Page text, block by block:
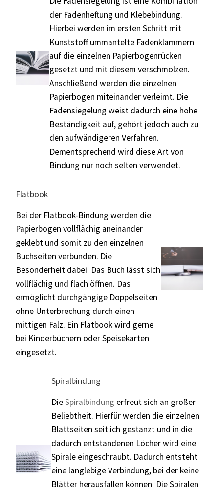
der Fadenheftung und Klebebindung.
Hierbei werden im ersten Schritt mit
Kunststoff ummantelte Fadenklammern
auf die einzelnen Papierbogenrücken
gesetzt und mit diesem verschmolzen.
Anschließend werden die einzelnen
Papierbogen miteinander verleimt. Die
Fadensiegelung weist dadurch eine hohe
Beständigkeit auf, gehört jedoch auch zu
den aufwändigeren Verfahren.
Dementsprechend wird diese Art von
Bindung nur noch selten verwendet.
Flatbook
Bei der Flatbook-Bindung werden die
Papierbogen vollflächig aneinander
geklebt und somit zu den einzelnen
Buchseiten verbunden. Die
Besonderheit dabei: Das Buch lässt sich
vollflächig und flach öffnen. Das
ermöglicht durchgängige Doppelseiten
ohne Unterbrechung durch einen
mittigen Falz. Ein Flatbook wird gerne
bei Kinderbüchern oder Speisekarten
eingesetzt.
Spiralbindung
DieSpiralbindung erfreut sich an großer
Beliebtheit. Hierfür werden die einzelnen
Blattseiten seitlich gestanzt und in die
dadurch entstandenen Löcher wird eine
Spirale eingeschraubt. Dadurch entsteht
eine langlebige Verbindung, bei der keine
Blätter herausfallen können. Die Spiralen